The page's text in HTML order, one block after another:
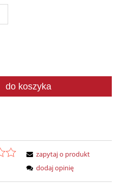
do koszyka
zapytaj o produkt
dodaj opinię